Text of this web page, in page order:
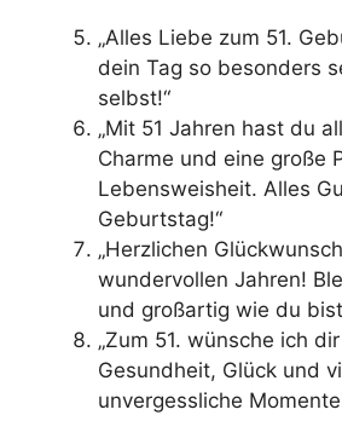
„Alles Liebe zum 51.
dein Tag so besonders
selbst!“
„Mit 51 Jahren hast du
Charme und eine große
Lebensweisheit. Alles
Geburtstag!“
„Herzlichen
wundervollen Jahren!
und großartig wie du
„Zum 51. wünsche ich
Gesundheit, Glück und
unvergessliche